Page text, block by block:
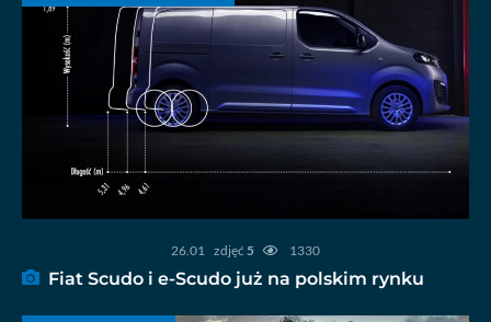
26.01 zdjęć 5 1330
Fiat Scudo i e-Scudo już na polskim rynku